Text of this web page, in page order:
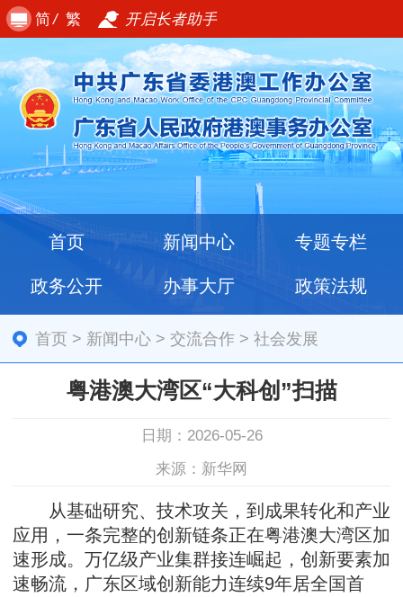
简/ 繁 开启长者助手
首页 新闻中心 专题专栏
政务公开 办事大厅 政策法规
首页 > 新闻中心 >交流合作 >社会发展
粤港澳大湾区“大科创”扫描
日期：2026-05-26
来源：新华网
从基础研究、技术攻关，到成果转化和产业
应用，一条完整的创新链条正在粤港澳大湾区加
速形成。万亿级产业集群接连崛起，创新要素加
速畅流，广东区域创新能力连续9年居全国首